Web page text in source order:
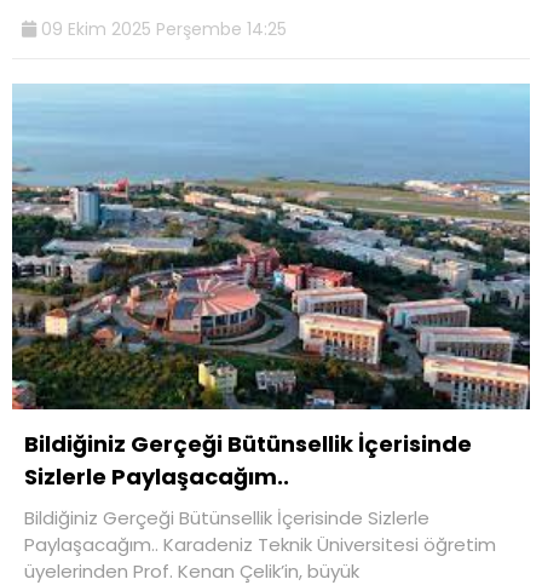
09 Ekim 2025 Perşembe 14:25
Bildiğiniz Gerçeği Bütünsellik İçerisinde
Sizlerle Paylaşacağım..
Bildiğiniz Gerçeği Bütünsellik İçerisinde Sizlerle
Paylaşacağım.. Karadeniz Teknik Üniversitesi öğretim
üyelerinden Prof. Kenan Çelik’in, büyük